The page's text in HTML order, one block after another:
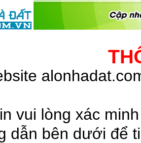
vui lòng xác
dẫn bên dưới để